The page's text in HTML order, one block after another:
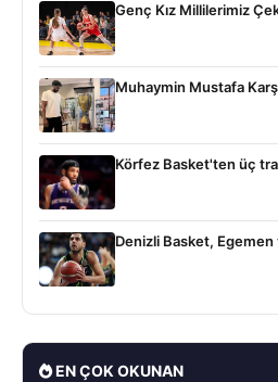
Genç Kız Millilerimiz
Muhaymin Mustafa
Körfez Basket'ten üç
Denizli Basket,
EN ÇOK OKUNAN